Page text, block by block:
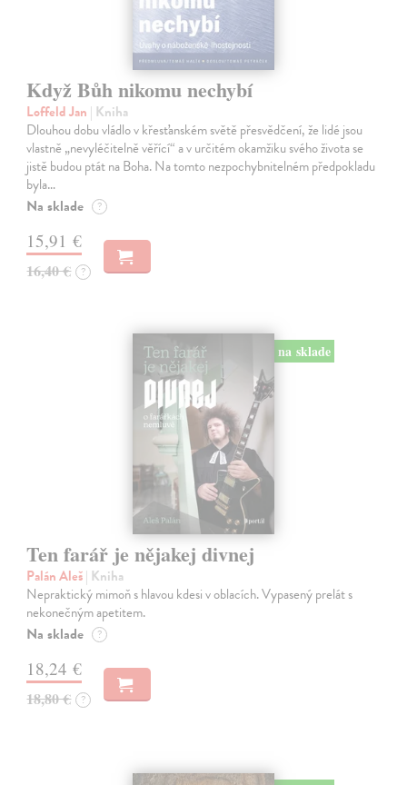
Když Bůh nikomu nechybí
Loffeld Jan | Kniha
Dlouhou dobu vládlo v křesťanském světě přesvědčení, že lidé jsou
vlastně „nevyléčitelně věřící“ a v určitém okamžiku svého života se
jistě budou ptát na Boha. Na tomto nezpochybnitelném předpokladu
byla…
Na sklade ?
15,91 €
16,40 € ?
na sklade
Ten farář je nějakej divnej
Palán Aleš| Kniha
Nepraktický mimoň s hlavou kdesi v oblacích. Vypasený prelát s
nekonečným apetitem.
Na sklade ?
18,24 €
18,80 € ?